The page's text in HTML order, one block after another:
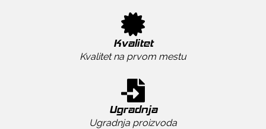
Kvalitet
Kvalitet na prvom mestu
Ugradnja
Ugradnja proizvoda